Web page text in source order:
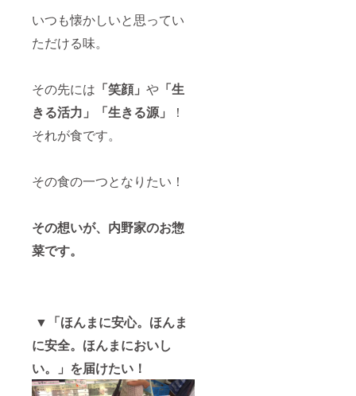
いつも懐かしいと思ってい
ただける味。
その先には 「笑顔」 や 「生
きる活力」「生きる源」
！
それが食です。
その食の一つとなりたい！
その想いが、内野家のお惣
菜です。
▼「ほんまに安心。ほんま
に安全。ほんまにおいし
い。」を届けたい！